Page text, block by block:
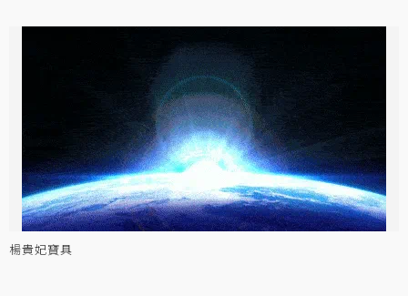
楊貴妃寶具